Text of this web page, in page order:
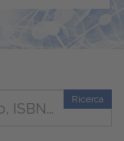
Ricerca